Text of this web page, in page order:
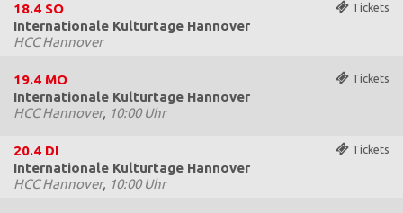
Tickets
18.4 SO
Internationale Kulturtage Hannover
HCC Hannover
Tickets
19.4 MO
Internationale Kulturtage Hannover
HCC Hannover, 10:00 Uhr
Tickets
20.4 DI
Internationale Kulturtage Hannover
HCC Hannover, 10:00 Uhr